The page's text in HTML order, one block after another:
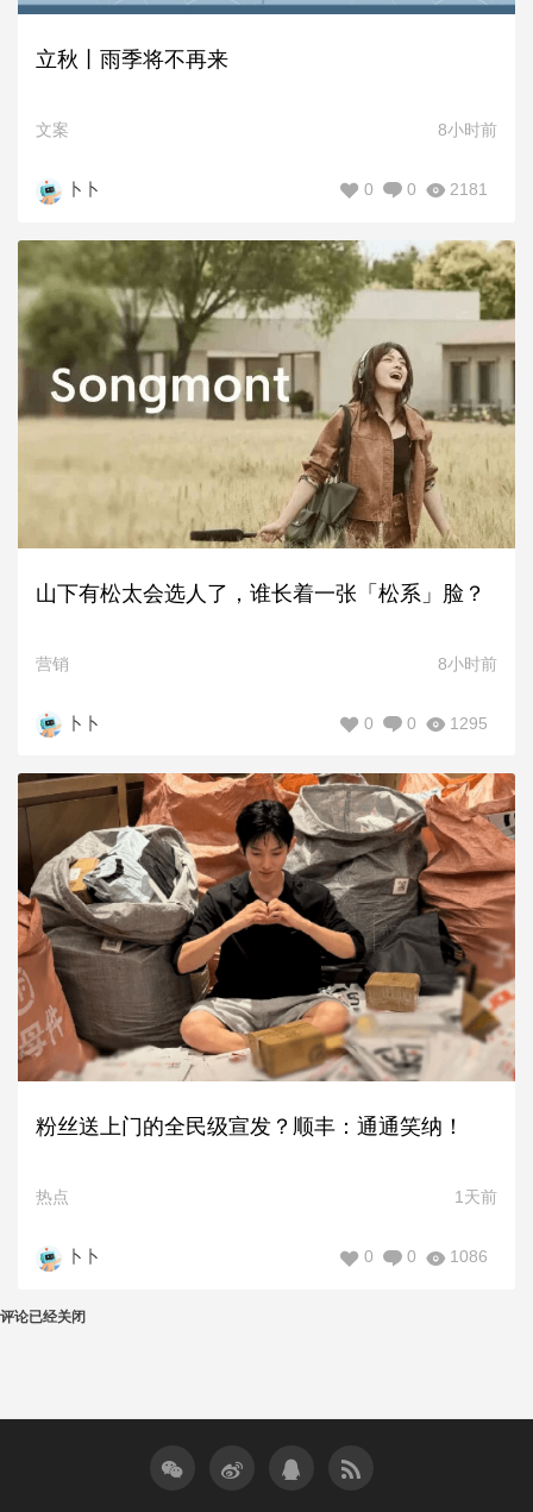
立秋丨雨季将不再来
文案 8小时前
卜卜 2181
0
0
山下有松太会选人了，谁长着一张「松系」脸？
营销 8小时前
卜卜 1295
0
0
粉丝送上门的全民级宣发？顺丰：通通笑纳！
热点 1天前
卜卜 1086
0
0
评论已经关闭